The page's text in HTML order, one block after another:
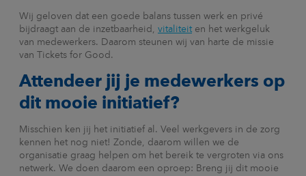
Wij geloven dat een goede balans tussen werk en privé
bijdraagt aan de inzetbaarheid, vitaliteiten het werkgeluk
van medewerkers. Daarom steunen wij van harte de missie
van Tickets for Good.
Attendeer jij je medewerkers op
dit mooie initiatief?
Misschien ken jij het initiatief al. Veel werkgevers in de zorg
kennen het nog niet! Zonde, daarom willen we de
organisatie graag helpen om het bereik te vergroten via ons
netwerk. We doen daarom een oproep: Breng jij dit mooie